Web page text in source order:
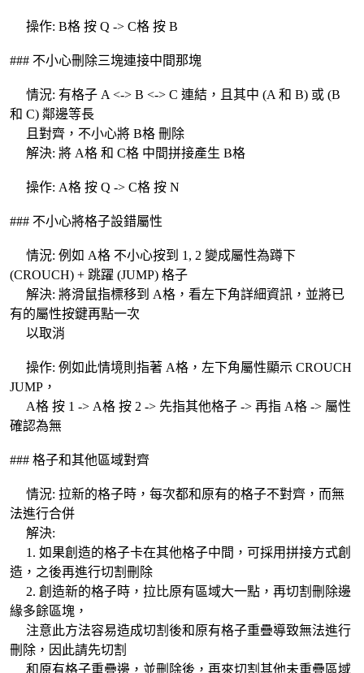
操作: B格 按 Q -> C格 按 B
### 不小心刪除三塊連接中間那塊
情況: 有格子 A <-> B <-> C 連結，且其中 (A 和 B) 或 (B
和 C) 鄰邊等長
且對齊，不小心將 B格 刪除
解決: 將 A格 和 C格 中間拼接產生 B格
操作: A格 按 Q -> C格 按 N
### 不小心將格子設錯屬性
情況: 例如 A格 不小心按到 1, 2 變成屬性為蹲下
(CROUCH) + 跳躍 (JUMP) 格子
解決: 將滑鼠指標移到 A格，看左下角詳細資訊，並將已
有的屬性按鍵再點一次
以取消
操作: 例如此情境則指著 A格，左下角屬性顯示 CROUCH
JUMP，
A格 按 1 -> A格 按 2 -> 先指其他格子 -> 再指 A格 -> 屬性
確認為無
### 格子和其他區域對齊
情況: 拉新的格子時，每次都和原有的格子不對齊，而無
法進行合併
解決:
1. 如果創造的格子卡在其他格子中間，可採用拼接方式創
造，之後再進行切割刪除
2. 創造新的格子時，拉比原有區域大一點，再切割刪除邊
緣多餘區塊，
注意此方法容易造成切割後和原有格子重疊導致無法進行
刪除，因此請先切割
和原有格子重疊邊，並刪除後，再來切割其他未重疊區域